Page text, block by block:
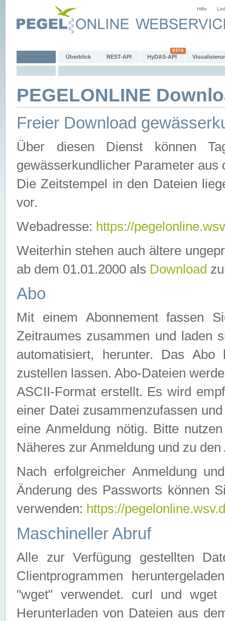
Hilfe
Überblick REST-API HyDAS-API
PEGELONLINE
Freier Download
Über diesen Dienst können
gewässerkundlicher Parameter aus
Die Zeitstempel in den Dateien
vor.
Webadresse: https://
Weiterhin stehen auch ältere
ab dem 01.01.2000 als Download
Abo
Mit einem Abonnement fassen
Zeitraumes zusammen und laden
automatisiert, herunter. Das
zustellen lassen. Abo-Dateien
ASCII-Format erstellt. Es wird
einer Datei zusammenzufassen
eine Anmeldung nötig. Bitte
Näheres zur Anmeldung und zu
Nach erfolgreicher Anmeldung
Änderung des Passworts können
verwenden: https://
Maschineller Abruf
Alle zur Verfügung gestellten
Clientprogrammen
"wget" verwendet. curl und wget
Herunterladen von Dateien aus